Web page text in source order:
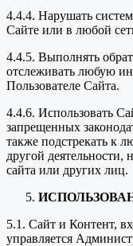
4.4.4. Нарушать
Сайте или в любой
4.4.5. Выполнять
отслеживать любую
Пользователе Сайта.
4.4.6. Использовать
запрещенных
также подстрекать к
другой
сайта или других лиц.
5.1. Сайт и Контент,
управляется